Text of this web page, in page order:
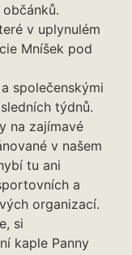
v uplynulém
Mníšek pod
společenskými
týdnů.
na zajímavé
v našem
tu ani
a
organizací.
si
kaple Panny